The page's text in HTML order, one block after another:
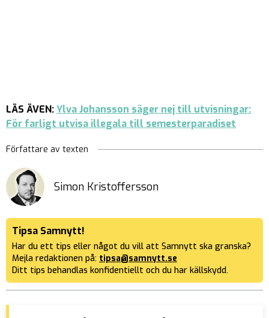
LÄS ÄVEN:Ylva Johansson säger nej till utvisningar:
För farligt utvisa illegala till semesterparadiset
Författare av texten
Simon Kristoffersson
Tipsa Samnytt!
Har du ett tips eller något du vill att Samnytt ska granska?
Mejla redaktionen på: tipsa@samnytt.se
Ditt tips behandlas konfidentiellt och du har källskydd.